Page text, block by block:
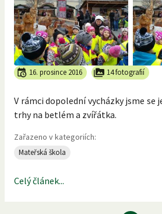
16. prosince 2016 14 fotografií
V rámci dopolední vycházky jsme se
trhy na betlém a zvířátka.
Zařazeno v kategoriích:
Mateřská škola
Celý článek...